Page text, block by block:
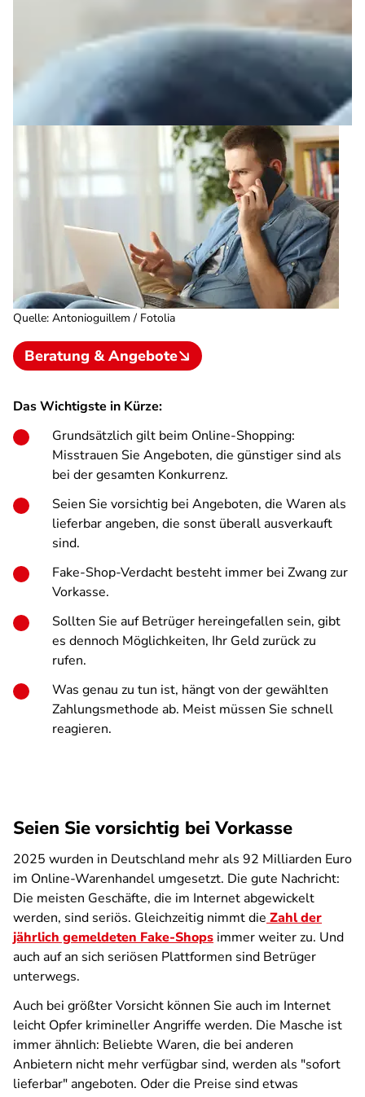
Quelle: Antonioguillem / Fotolia
Beratung & Angebote
Das Wichtigste in Kürze:
Grundsätzlich gilt beim Online-Shopping:
Misstrauen Sie Angeboten, die günstiger sind als
bei der gesamten Konkurrenz.
Seien Sie vorsichtig bei Angeboten, die Waren als
lieferbar angeben, die sonst überall ausverkauft
sind.
Fake-Shop-Verdacht besteht immer bei Zwang zur
Vorkasse.
Sollten Sie auf Betrüger hereingefallen sein, gibt
es dennoch Möglichkeiten, Ihr Geld zurück zu
rufen.
Was genau zu tun ist, hängt von der gewählten
Zahlungsmethode ab. Meist müssen Sie schnell
reagieren.
Seien Sie vorsichtig bei Vorkasse
2025 wurden in Deutschland mehr als 92 Milliarden Euro
im Online-Warenhandel umgesetzt. Die gute Nachricht:
Die meisten Geschäfte, die im Internet abgewickelt
werden, sind seriös. Gleichzeitig nimmt die Zahl der
jährlich gemeldeten Fake-Shops immer weiter zu. Und
auch auf an sich seriösen Plattformen sind Betrüger
unterwegs.
Auch bei größter Vorsicht können Sie auch im Internet
leicht Opfer krimineller Angriffe werden. Die Masche ist
immer ähnlich: Beliebte Waren, die bei anderen
Anbietern nicht mehr verfügbar sind, werden als "sofort
lieferbar" angeboten. Oder die Preise sind etwas